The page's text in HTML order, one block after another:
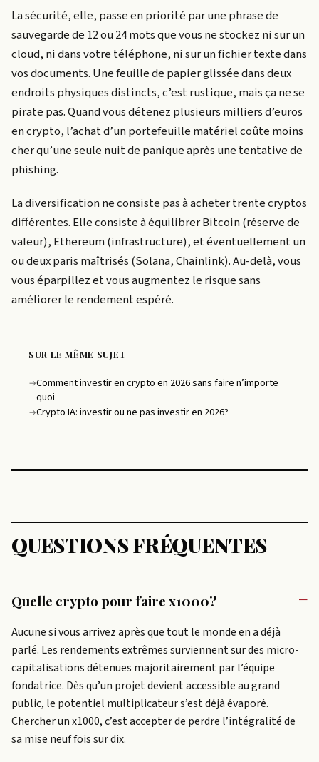
La sécurité, elle, passe en priorité par une phrase de
sauvegarde de 12 ou 24 mots que vous ne stockez ni sur un
cloud, ni dans votre téléphone, ni sur un fichier texte dans
vos documents. Une feuille de papier glissée dans deux
endroits physiques distincts, c’est rustique, mais ça ne se
pirate pas. Quand vous détenez plusieurs milliers d’euros
en crypto, l’achat d’un portefeuille matériel coûte moins
cher qu’une seule nuit de panique après une tentative de
phishing.
La diversification ne consiste pas à acheter trente cryptos
différentes. Elle consiste à équilibrer Bitcoin (réserve de
valeur), Ethereum (infrastructure), et éventuellement un
ou deux paris maîtrisés (Solana, Chainlink). Au-delà, vous
vous éparpillez et vous augmentez le risque sans
améliorer le rendement espéré.
SUR LE MÊME SUJET
→Comment investir en crypto en 2026 sans faire n’importe
quoi
→Crypto IA: investir ou ne pas investir en 2026?
QUESTIONS FRÉQUENTES
Quelle crypto pour faire x1000?
Aucune si vous arrivez après que tout le monde en a déjà
parlé. Les rendements extrêmes surviennent sur des micro-
capitalisations détenues majoritairement par l’équipe
fondatrice. Dès qu’un projet devient accessible au grand
public, le potentiel multiplicateur s’est déjà évaporé.
Chercher un x1000, c’est accepter de perdre l’intégralité de
sa mise neuf fois sur dix.